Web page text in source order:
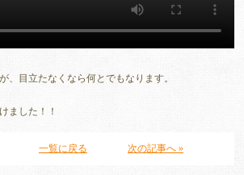
、目立たなくなら何とでもなります。
ました！！
一覧に戻る 次の記事へ »